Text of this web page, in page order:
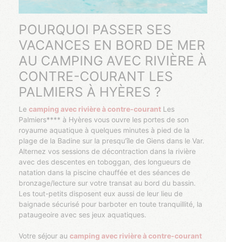
POURQUOI PASSER SES
VACANCES EN BORD DE MER
AU CAMPING AVEC RIVIÈRE À
CONTRE-COURANT LES
PALMIERS À HYÈRES ?
Lecamping avec rivière à contre-courant Les
Palmiers**** à Hyères vous ouvre les portes de son
royaume aquatique à quelques minutes à pied de la
plage de la Badine sur la presqu’île de Giens dans le Var.
Alternez vos sessions de décontraction dans la rivière
avec des descentes en toboggan, des longueurs de
natation dans la piscine chauffée et des séances de
bronzage/lecture sur votre transat au bord du bassin.
Les tout-petits disposent eux aussi de leur lieu de
baignade sécurisé pour barboter en toute tranquillité, la
pataugeoire avec ses jeux aquatiques.
Votre séjour aucamping avec rivière à contre-courant